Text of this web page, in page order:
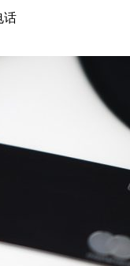
话